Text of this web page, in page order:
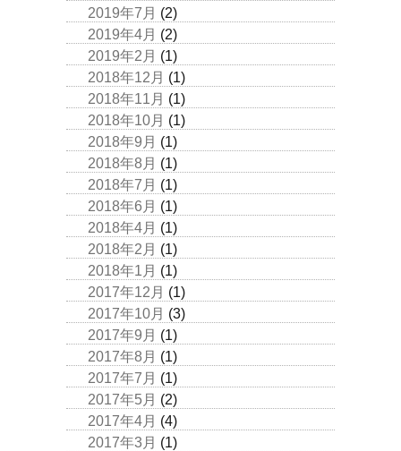
2019年7月 (2)
2019年4月 (2)
2019年2月 (1)
2018年12月 (1)
2018年11月 (1)
2018年10月 (1)
2018年9月 (1)
2018年8月 (1)
2018年7月 (1)
2018年6月 (1)
2018年4月 (1)
2018年2月 (1)
2018年1月 (1)
2017年12月 (1)
2017年10月 (3)
2017年9月 (1)
2017年8月 (1)
2017年7月 (1)
2017年5月 (2)
2017年4月 (4)
2017年3月 (1)